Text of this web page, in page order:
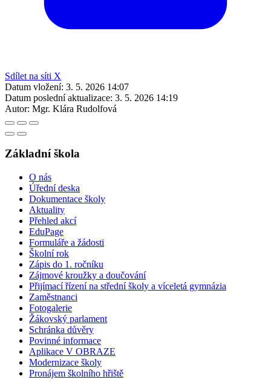
Sdílet na síti X
Datum vložení: 3. 5. 2026 14:07
Datum poslední aktualizace: 3. 5. 2026 14:19
Autor: Mgr. Klára Rudolfová
Základní škola
O nás
Úřední deska
Dokumentace školy
Aktuality
Přehled akcí
EduPage
Formuláře a žádosti
Školní rok
Zápis do 1. ročníku
Zájmové kroužky a doučování
Přijímací řízení na střední školy a víceletá gymnázia
Zaměstnanci
Fotogalerie
Žákovský parlament
Schránka důvěry
Povinné informace
Aplikace V OBRAZE
Modernizace školy
Pronájem školního hřiště